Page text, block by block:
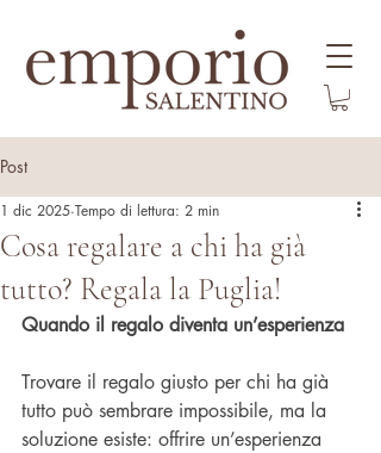
Post
Cosa regalare a chi ha già
tutto? Regala la Puglia!
1 dic 2025 Tempo di lettura: 2 min
Quando il regalo diventa un’esperienza
Trovare il regalo giusto per chi ha già
tutto può sembrare impossibile, ma la
soluzione esiste: offrire un’esperienza